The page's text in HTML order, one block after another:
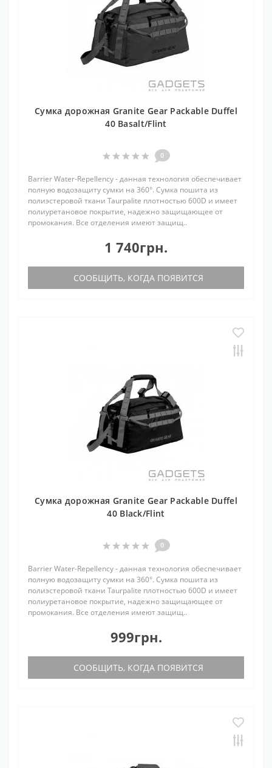
Сумка дорожная Granite Gear Packable Duffel
40 Basalt/Flint
0
Barrier Water-Repellency - данная технология обеспечивает
полную водозащиту сумки на 360°. Сумка пошита из
полиэстеровой ткани Taurpalite плотностью 600D и имеет
полиуретановое покрытие, надежно защищающее от
промокания. Все отделения имеют защищ..
1 740грн.
СООБЩИТЬ, КОГДА ПОЯВИТСЯ
Сумка дорожная Granite Gear Packable Duffel
40 Black/Flint
0
Barrier Water-Repellency - данная технология обеспечивает
полную водозащиту сумки на 360°. Сумка пошита из
полиэстеровой ткани Taurpalite плотностью 600D и имеет
полиуретановое покрытие, надежно защищающее от
промокания. Все отделения имеют защищ..
999грн.
СООБЩИТЬ, КОГДА ПОЯВИТСЯ